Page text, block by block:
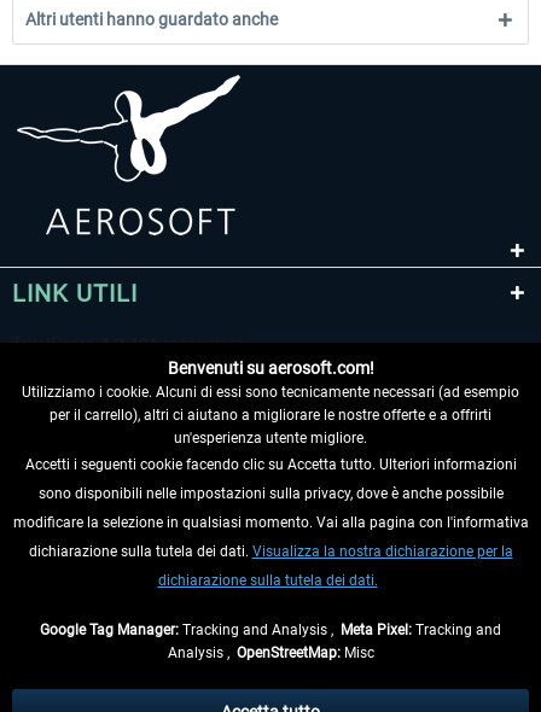
Altri utenti hanno guardato anche
LINK UTILI
RECEDERE DAL CONTRATTO
INFORMAZIONI
eventualmente le spese di spedizione, se non diversamente descritto.
Benvenuti su aerosoft.com!
Utilizziamo i cookie. Alcuni di essi sono tecnicamente necessari (ad esempio
per il carrello), altri ci aiutano a migliorare le nostre offerte e a offrirti
un'esperienza utente migliore.
Accetti i seguenti cookie facendo clic su Accetta tutto. Ulteriori informazioni
sono disponibili nelle impostazioni sulla privacy, dove è anche possibile
modificare la selezione in qualsiasi momento. Vai alla pagina con l'informativa
dichiarazione sulla tutela dei dati. Visualizza la nostra dichiarazione per la
dichiarazione sulla tutela dei dati.
Google Tag Manager: Tracking and Analysis , Meta Pixel: Tracking and
Analysis , OpenStreetMap:Misc